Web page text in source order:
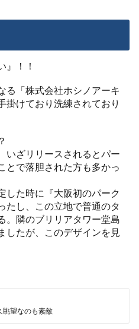
』！！
る「株式会社ホシノアーキ
掛けており洗練されており
いざリリースされるとパー
とで落胆された方も多かっ
した時に『大阪初のパーク
たし、この立地で普通のタ
。隣のブリリアタワー堂島
したが、このデザインを見
眺望なのも素敵